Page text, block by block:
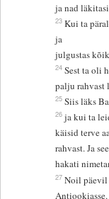
ja nad
23 Kui ta
ja
julgustas
24 Sest ta oli
palju rahvast
25 Siis läks
26 ja kui ta
käisid terve
rahvast. Ja
hakati
27 Noil päevil
Antiookiasse.